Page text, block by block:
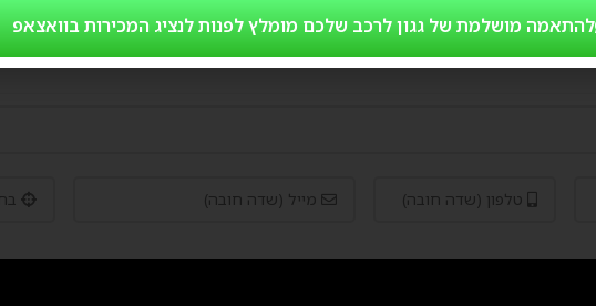
להתאמה מושלמת של גגון לרכב שלכם מומלץ לפנות לנציג המכירות בוואצאפ